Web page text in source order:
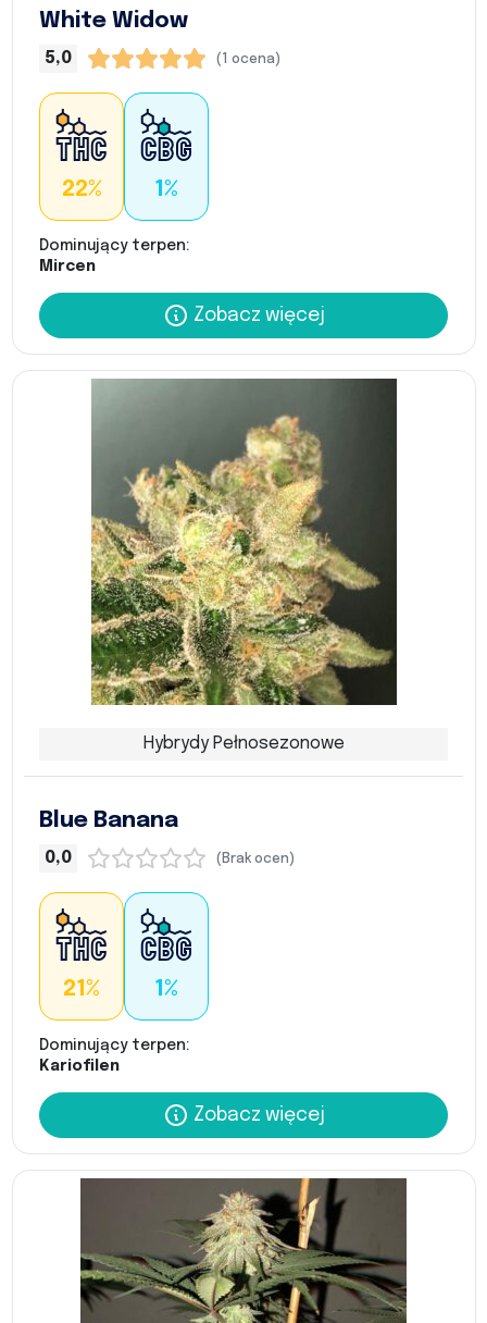
White Widow
5,0 (1 ocena)
22% 1%
Dominujący terpen:
Mircen
Zobacz więcej
Hybrydy Pełnosezonowe
Blue Banana
0,0 (Brak ocen)
21% 1%
Dominujący terpen:
Kariofilen
Zobacz więcej